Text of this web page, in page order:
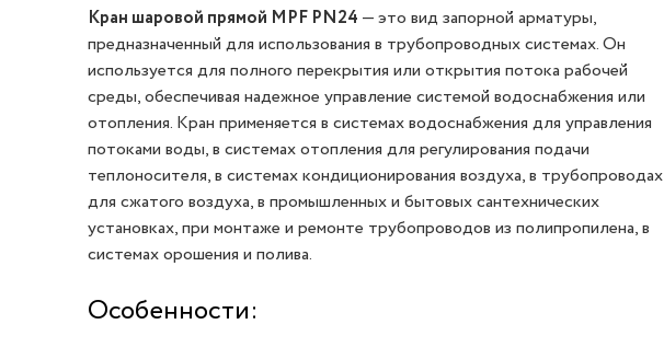
Кран шаровой прямой MPF PN24 — это вид запорной арматуры,
предназначенный для использования в трубопроводных системах. Он
используется для полного перекрытия или открытия потока рабочей
среды, обеспечивая надежное управление системой водоснабжения или
отопления. Кран применяется в системах водоснабжения для управления
потоками воды, в системах отопления для регулирования подачи
теплоносителя, в системах кондиционирования воздуха, в трубопроводах
для сжатого воздуха, в промышленных и бытовых сантехнических
установках, при монтаже и ремонте трубопроводов из полипропилена, в
системах орошения и полива.
Особенности: